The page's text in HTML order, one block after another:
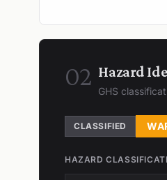
02 Hazard
GHS
CLASSIFIED
HAZARD